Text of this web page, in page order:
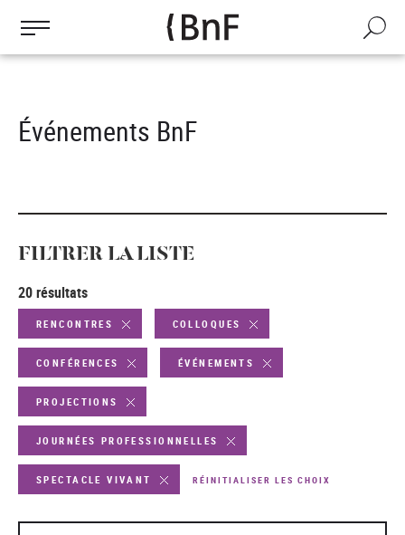
contenu
Recherche
Événements BnF
FILTRER LA LISTE
20 résultats
RENCONTRES COLLOQUES
CONFÉRENCES ÉVÉNEMENTS
PROJECTIONS
JOURNÉES PROFESSIONNELLES
SPECTACLE VIVANT RÉINITIALISER LES CHOIX